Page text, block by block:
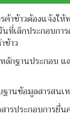
าวต้องแจ้งให้พ
ที่เลิกประกอบกา
ข้าว
ลักฐานประกอบ
านข้อมูลสารสนเ
ารประกอบการยื่น